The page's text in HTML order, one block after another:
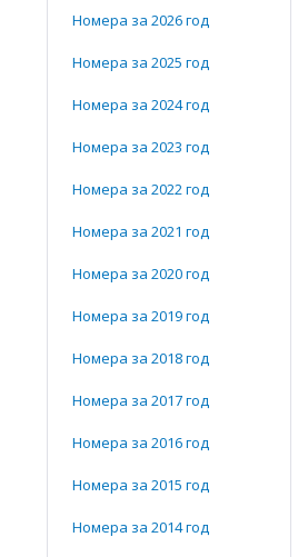
Номера за 2026 год
Номера за 2025 год
Номера за 2024 год
Номера за 2023 год
Номера за 2022 год
Номера за 2021 год
Номера за 2020 год
Номера за 2019 год
Номера за 2018 год
Номера за 2017 год
Номера за 2016 год
Номера за 2015 год
Номера за 2014 год